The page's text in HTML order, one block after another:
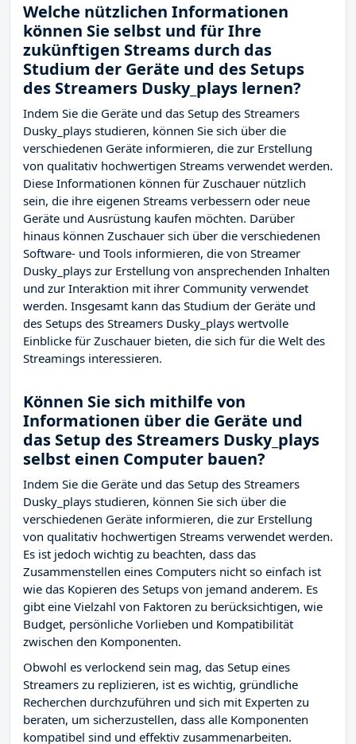
Welche nützlichen Informationen
können Sie selbst und für Ihre
zukünftigen Streams durch das
Studium der Geräte und des Setups
des Streamers Dusky_plays lernen?
Indem Sie die Geräte und das Setup des Streamers
Dusky_plays studieren, können Sie sich über die
verschiedenen Geräte informieren, die zur Erstellung
von qualitativ hochwertigen Streams verwendet werden.
Diese Informationen können für Zuschauer nützlich
sein, die ihre eigenen Streams verbessern oder neue
Geräte und Ausrüstung kaufen möchten. Darüber
hinaus können Zuschauer sich über die verschiedenen
Software- und Tools informieren, die von Streamer
Dusky_plays zur Erstellung von ansprechenden Inhalten
und zur Interaktion mit ihrer Community verwendet
werden. Insgesamt kann das Studium der Geräte und
des Setups des Streamers Dusky_plays wertvolle
Einblicke für Zuschauer bieten, die sich für die Welt des
Streamings interessieren.
Können Sie sich mithilfe von
Informationen über die Geräte und
das Setup des Streamers Dusky_plays
selbst einen Computer bauen?
Indem Sie die Geräte und das Setup des Streamers
Dusky_plays studieren, können Sie sich über die
verschiedenen Geräte informieren, die zur Erstellung
von qualitativ hochwertigen Streams verwendet werden.
Es ist jedoch wichtig zu beachten, dass das
Zusammenstellen eines Computers nicht so einfach ist
wie das Kopieren des Setups von jemand anderem. Es
gibt eine Vielzahl von Faktoren zu berücksichtigen, wie
Budget, persönliche Vorlieben und Kompatibilität
zwischen den Komponenten.
Obwohl es verlockend sein mag, das Setup eines
Streamers zu replizieren, ist es wichtig, gründliche
Recherchen durchzuführen und sich mit Experten zu
beraten, um sicherzustellen, dass alle Komponenten
kompatibel sind und effektiv zusammenarbeiten.